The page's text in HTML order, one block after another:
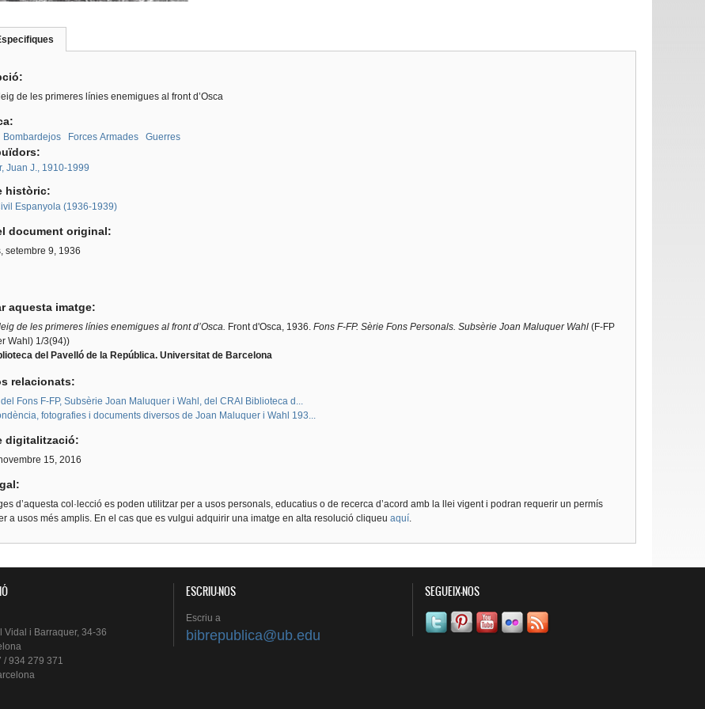
activa)
de les primeres línies enemigues al front d’Osca
Bombardejos Forces Armades Guerres
Juan J., 1910-1999
històric:
Espanyola (1936-1939)
document original:
setembre 9, 1936
aquesta imatge:
de les primeres línies enemigues al front d’Osca. Front d'Osca, 1936. Fons F-FP. Sèrie Fons Personals. Subsèrie Joan Maluquer Wahl(F-FP
Wahl) 1/3(94))
del Pavelló de la República. Universitat de Barcelona
relacionats:
del Fons F-FP, Subsèrie Joan Maluquer i Wahl, del CRAI Biblioteca d...
fotografies i documents diversos de Joan Maluquer i Wahl 193...
digitalització:
15, 2016
d’aquesta col·lecció es poden utilitzar per a usos personals, educatius o de recerca d’acord amb la llei vigent i podran requerir un permís
a usos més amplis. En el cas que es vulgui adquirir una imatge en alta resolució cliqueu aquí.
Vidal i Barraquer, 34-36
/ 934 279 371
ESCRIU-NOS
Escriu a
bibrepublica@ub.edu
SEGUEIX-NOS